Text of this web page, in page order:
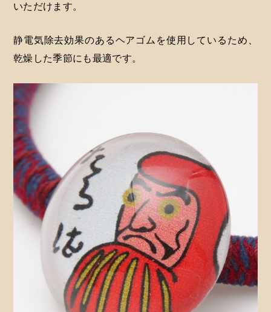
いただけます。
静電気除去効果のあるヘアゴムを使用しているため、
乾燥した季節にも最適です。